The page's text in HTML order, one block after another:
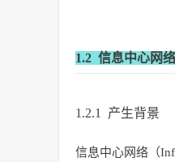
1.2 信息中心网络
1.2.1 产生背景
信息中心网络（